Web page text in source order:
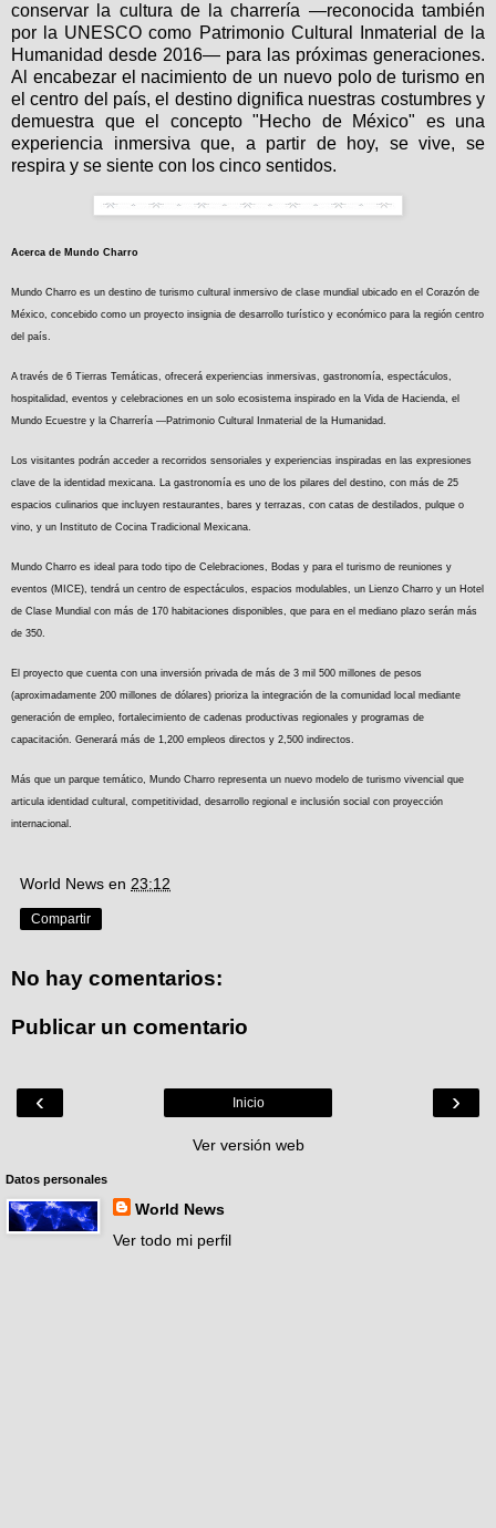
conservar la cultura de la charrería —reconocida también
por la UNESCO como Patrimonio Cultural Inmaterial de la
Humanidad desde 2016— para las próximas generaciones.
Al encabezar el nacimiento de un nuevo polo de turismo en
el centro del país, el destino dignifica nuestras costumbres y
demuestra que el concepto "Hecho de México" es una
experiencia inmersiva que, a partir de hoy, se vive, se
respira y se siente con los cinco sentidos.
Acerca de Mundo Charro
Mundo Charro es un destino de turismo cultural inmersivo de clase mundial ubicado en el Corazón de
México, concebido como un proyecto insignia de desarrollo turístico y económico para la región centro
del país.
A través de 6 Tierras Temáticas, ofrecerá experiencias inmersivas, gastronomía, espectáculos,
hospitalidad, eventos y celebraciones en un solo ecosistema inspirado en la Vida de Hacienda, el
Mundo Ecuestre y la Charrería —Patrimonio Cultural Inmaterial de la Humanidad.
Los visitantes podrán acceder a recorridos sensoriales y experiencias inspiradas en las expresiones
clave de la identidad mexicana. La gastronomía es uno de los pilares del destino, con más de 25
espacios culinarios que incluyen restaurantes, bares y terrazas, con catas de destilados, pulque o
vino, y un Instituto de Cocina Tradicional Mexicana.
Mundo Charro es ideal para todo tipo de Celebraciones, Bodas y para el turismo de reuniones y
eventos (MICE), tendrá un centro de espectáculos, espacios modulables, un Lienzo Charro y un Hotel
de Clase Mundial con más de 170 habitaciones disponibles, que para en el mediano plazo serán más
de 350.
El proyecto que cuenta con una inversión privada de más de 3 mil 500 millones de pesos
(aproximadamente 200 millones de dólares) prioriza la integración de la comunidad local mediante
generación de empleo, fortalecimiento de cadenas productivas regionales y programas de
capacitación. Generará más de 1,200 empleos directos y 2,500 indirectos.
Más que un parque temático, Mundo Charro representa un nuevo modelo de turismo vivencial que
articula identidad cultural, competitividad, desarrollo regional e inclusión social con proyección
internacional.
World News en 23:12
Compartir
No hay comentarios:
Publicar un comentario
‹ ›
Inicio
Ver versión web
Datos personales
World News
Ver todo mi perfil